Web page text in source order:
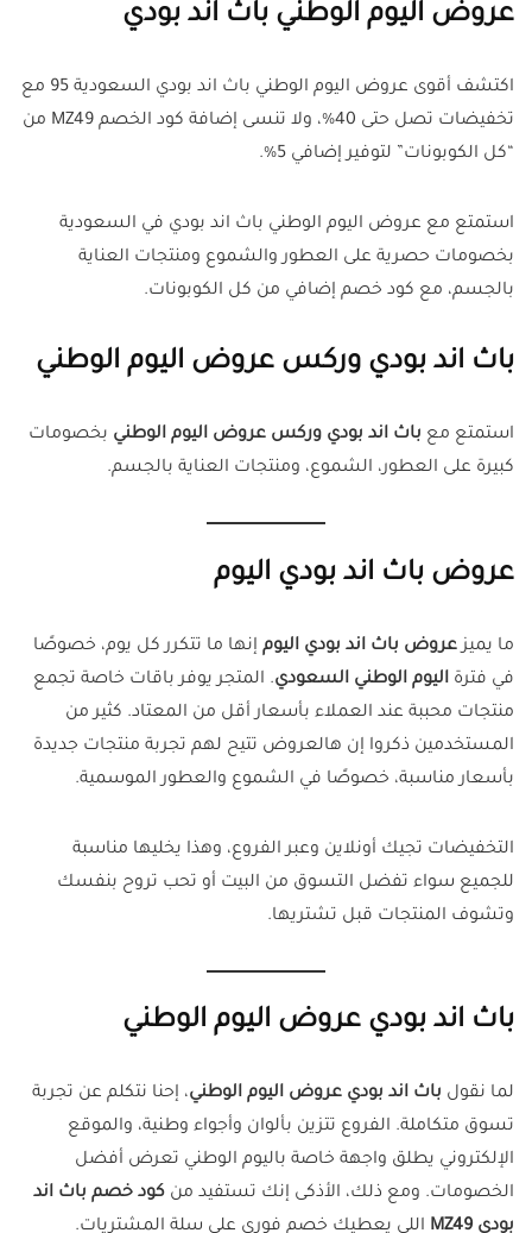
عروض اليوم الوطني باث اند بودي
اكتشف أقوى عروض اليوم الوطني باث اند بودي السعودية 95 مع
تخفيضات تصل حتى 40%، ولا تنسى إضافة كود الخصم MZ49 من
“كل الكوبونات” لتوفير إضافي 5%.
استمتع مع عروض اليوم الوطني باث اند بودي في السعودية
بخصومات حصرية على العطور والشموع ومنتجات العناية
بالجسم، مع كود خصم إضافي من كل الكوبونات.
باث اند بودي وركس عروض اليوم الوطني
استمتع مع باث اند بودي وركس عروض اليوم الوطني بخصومات
كبيرة على العطور، الشموع، ومنتجات العناية بالجسم.
عروض باث اند بودي اليوم
ما يميزعروض باث اند بودي اليوم إنها ما تتكرر كل يوم، خصوصًا
في فترة اليوم الوطني السعودي. المتجر يوفر باقات خاصة تجمع
منتجات محببة عند العملاء بأسعار أقل من المعتاد. كثير من
المستخدمين ذكروا إن هالعروض تتيح لهم تجربة منتجات جديدة
بأسعار مناسبة، خصوصًا في الشموع والعطور الموسمية.
التخفيضات تجيك أونلاين وعبر الفروع، وهذا يخليها مناسبة
للجميع سواء تفضل التسوق من البيت أو تحب تروح بنفسك
وتشوف المنتجات قبل تشتريها.
باث اند بودي عروض اليوم الوطني
لما نقول باث اند بودي عروض اليوم الوطني، إحنا نتكلم عن تجربة
تسوق متكاملة. الفروع تتزين بألوان وأجواء وطنية، والموقع
الإلكتروني يطلق واجهة خاصة باليوم الوطني تعرض أفضل
الخصومات. ومع ذلك، الأذكى إنك تستفيد من كود خصم باث اند
بودي MZ49
اللي يعطيك خصم فوري على سلة المشتريات.